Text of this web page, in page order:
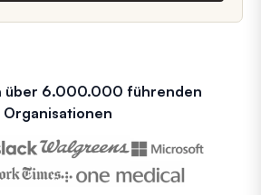
über 6.000.000 führenden
Organisationen